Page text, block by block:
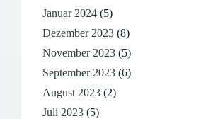
Januar 2024 (5)
Dezember 2023 (8)
November 2023 (5)
September 2023 (6)
August 2023 (2)
Juli 2023 (5)